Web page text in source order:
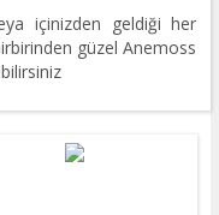
içinizden geldiği her
güzel Anemoss